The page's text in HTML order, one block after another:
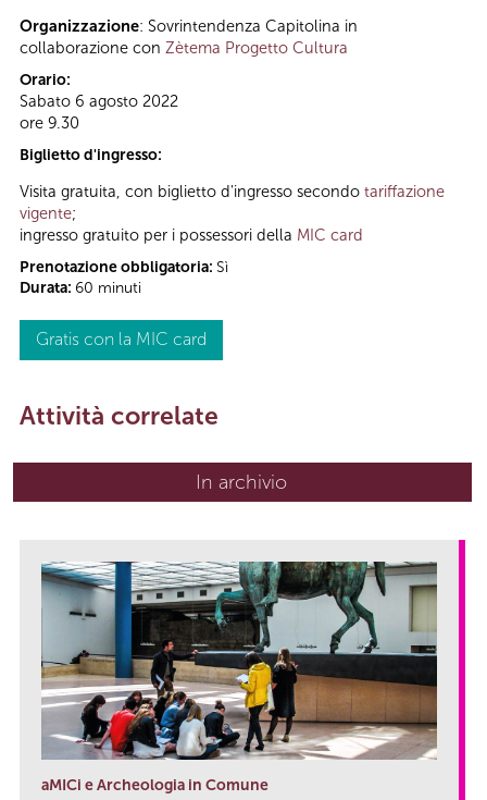
Organizzazione: Sovrintendenza Capitolina in
collaborazione con Zètema Progetto Cultura
Orario:
Sabato 6 agosto 2022
ore 9.30
Biglietto d'ingresso:
Visita gratuita, con biglietto d'ingresso secondo tariffazione
vigente;
ingresso gratuito per i possessori della MIC card
Prenotazione obbligatoria: Sì
Durata: 60 minuti
Gratis con la MIC card
Attività correlate
In archivio
aMICi e Archeologia in Comune